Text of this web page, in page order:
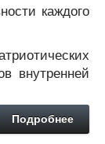
каждого
внутренней
Подробнее